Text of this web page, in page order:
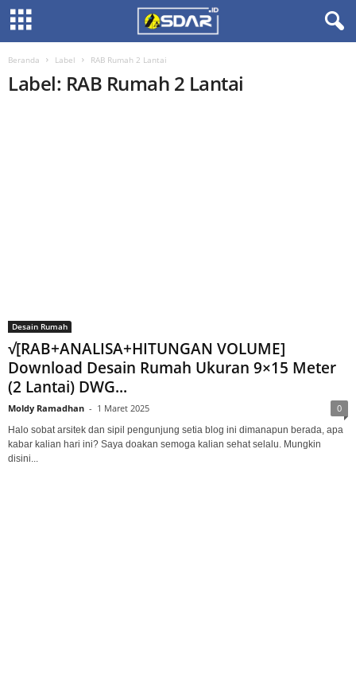
Beranda Label RAB Rumah 2 Lantai
Label: RAB Rumah 2 Lantai
Desain Rumah
√[RAB+ANALISA+HITUNGAN VOLUME]
Download Desain Rumah Ukuran 9×15 Meter
(2 Lantai) DWG...
Moldy Ramadhan - 1 Maret 2025 0
Halo sobat arsitek dan sipil pengunjung setia blog ini dimanapun berada, apa
kabar kalian hari ini? Saya doakan semoga kalian sehat selalu. Mungkin
disini...